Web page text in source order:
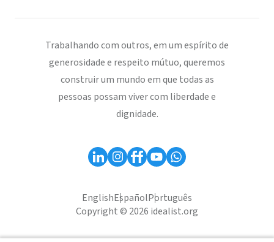
Trabalhando com outros, em um espírito de
generosidade e respeito mútuo, queremos
construir um mundo em que todas as
pessoas possam viver com liberdade e
dignidade.
EnglishEspañolPortuguês
Copyright © 2026 idealist.org